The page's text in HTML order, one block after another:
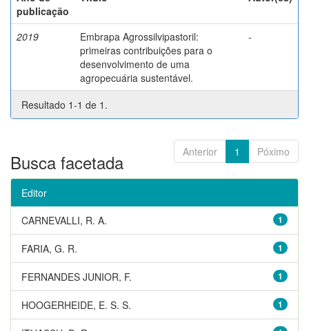
publicação
2019
Embrapa Agrossilvipastoril:
primeiras contribuições para o
desenvolvimento de uma
agropecuária sustentável.
-
Resultado 1-1 de 1.
Anterior 1 Póximo
Busca facetada
Editor
1
CARNEVALLI, R. A.
1
FARIA, G. R.
1
FERNANDES JUNIOR, F.
1
HOOGERHEIDE, E. S. S.